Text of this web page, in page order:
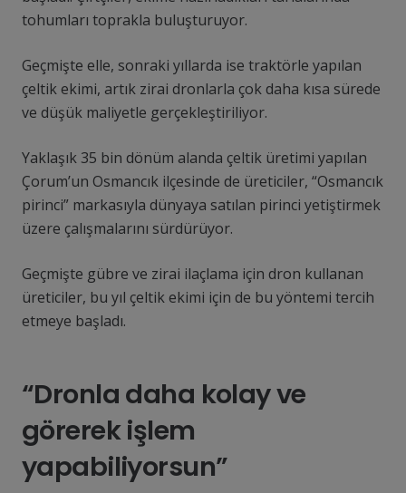
tohumları toprakla buluşturuyor.
Geçmişte elle, sonraki yıllarda ise traktörle yapılan
çeltik ekimi, artık zirai dronlarla çok daha kısa sürede
ve düşük maliyetle gerçekleştiriliyor.
Yaklaşık 35 bin dönüm alanda çeltik üretimi yapılan
Çorum’un Osmancık ilçesinde de üreticiler, “Osmancık
pirinci” markasıyla dünyaya satılan pirinci yetiştirmek
üzere çalışmalarını sürdürüyor.
Geçmişte gübre ve zirai ilaçlama için dron kullanan
üreticiler, bu yıl çeltik ekimi için de bu yöntemi tercih
etmeye başladı.
“Dronla daha kolay ve
görerek işlem
yapabiliyorsun”